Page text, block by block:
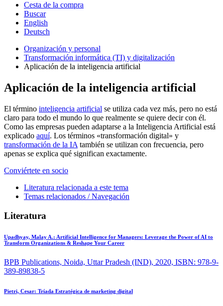
Cesta de la compra
Buscar
English
Deutsch
Organización y personal
Transformación informática (TI) y digitalización
Aplicación de la inteligencia artificial
Aplicación de la inteligencia artificial
El término inteligencia artificial se utiliza cada vez más, pero no está
claro para todo el mundo lo que realmente se quiere decir con él.
Como las empresas pueden adaptarse a la Inteligencia Artificial está
explicado aquí. Los términos «transformación digital» y
transformación de la IA también se utilizan con frecuencia, pero
apenas se explica qué significan exactamente.
Conviértete en socio
Literatura relacionada a este tema
Temas relacionados / Navegación
Literatura
Upadhyay, Malay A.: Artificial Intelligence for Managers: Leverage the Power of AI to
Transform Organizations & Reshape Your Career
BPB Publications, Noida, Uttar Pradesh (IND), 2020, ISBN: 978-9-
389-89838-5
Pietri, Cesar: Tríada Estratégica de marketing digital